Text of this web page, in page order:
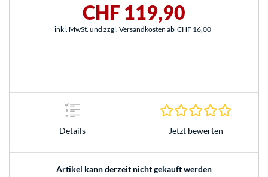
CHF 119,90
inkl. MwSt. und zzgl. Versandkosten ab CHF 16,00
Details Jetzt bewerten
Artikel kann derzeit nicht gekauft werden